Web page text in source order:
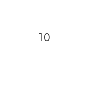
10